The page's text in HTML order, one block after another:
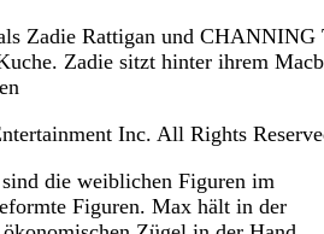
Inc. All Rights
die weiblichen Figuren im
Figuren. Max hält in der